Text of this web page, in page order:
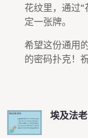
花纹里，通过“
定一张牌。
希望这份通用
的密码扑克！
埃及法